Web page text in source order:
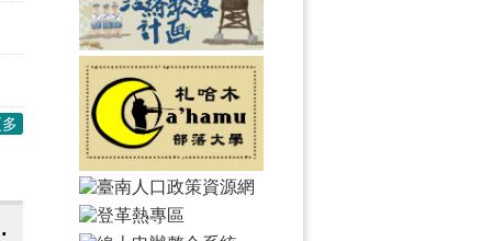
及推廣影片公文1份